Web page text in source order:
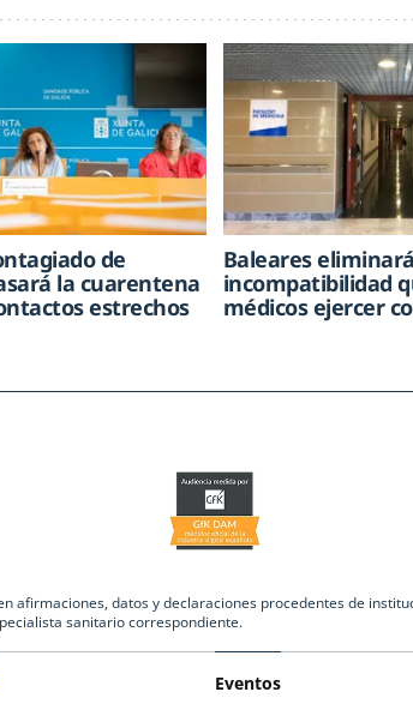
de
la cuarentena
estrechos
Baleares
incompatibilidad
médicos ejercer
afirmaciones, datos y declaraciones procedentes de
sanitario correspondiente.
Eventos